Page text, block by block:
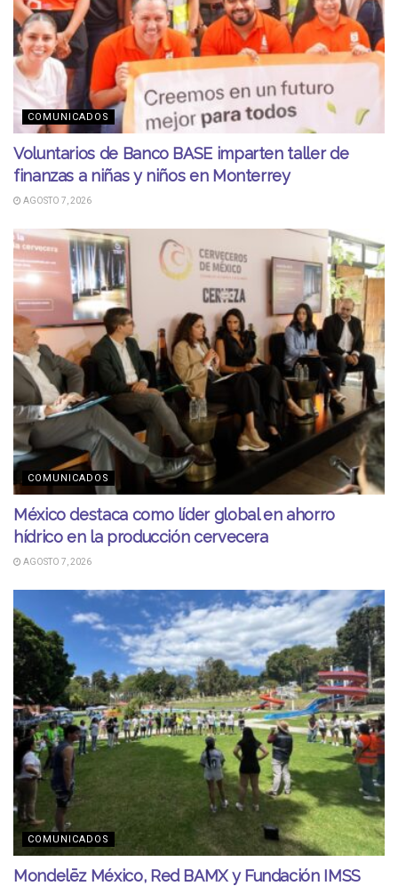
COMUNICADOS
Voluntarios de Banco BASE imparten taller de
finanzas a niñas y niños en Monterrey
AGOSTO 7, 2026
COMUNICADOS
México destaca como líder global en ahorro
hídrico en la producción cervecera
AGOSTO 7, 2026
COMUNICADOS
Mondelēz México, Red BAMX y Fundación IMSS